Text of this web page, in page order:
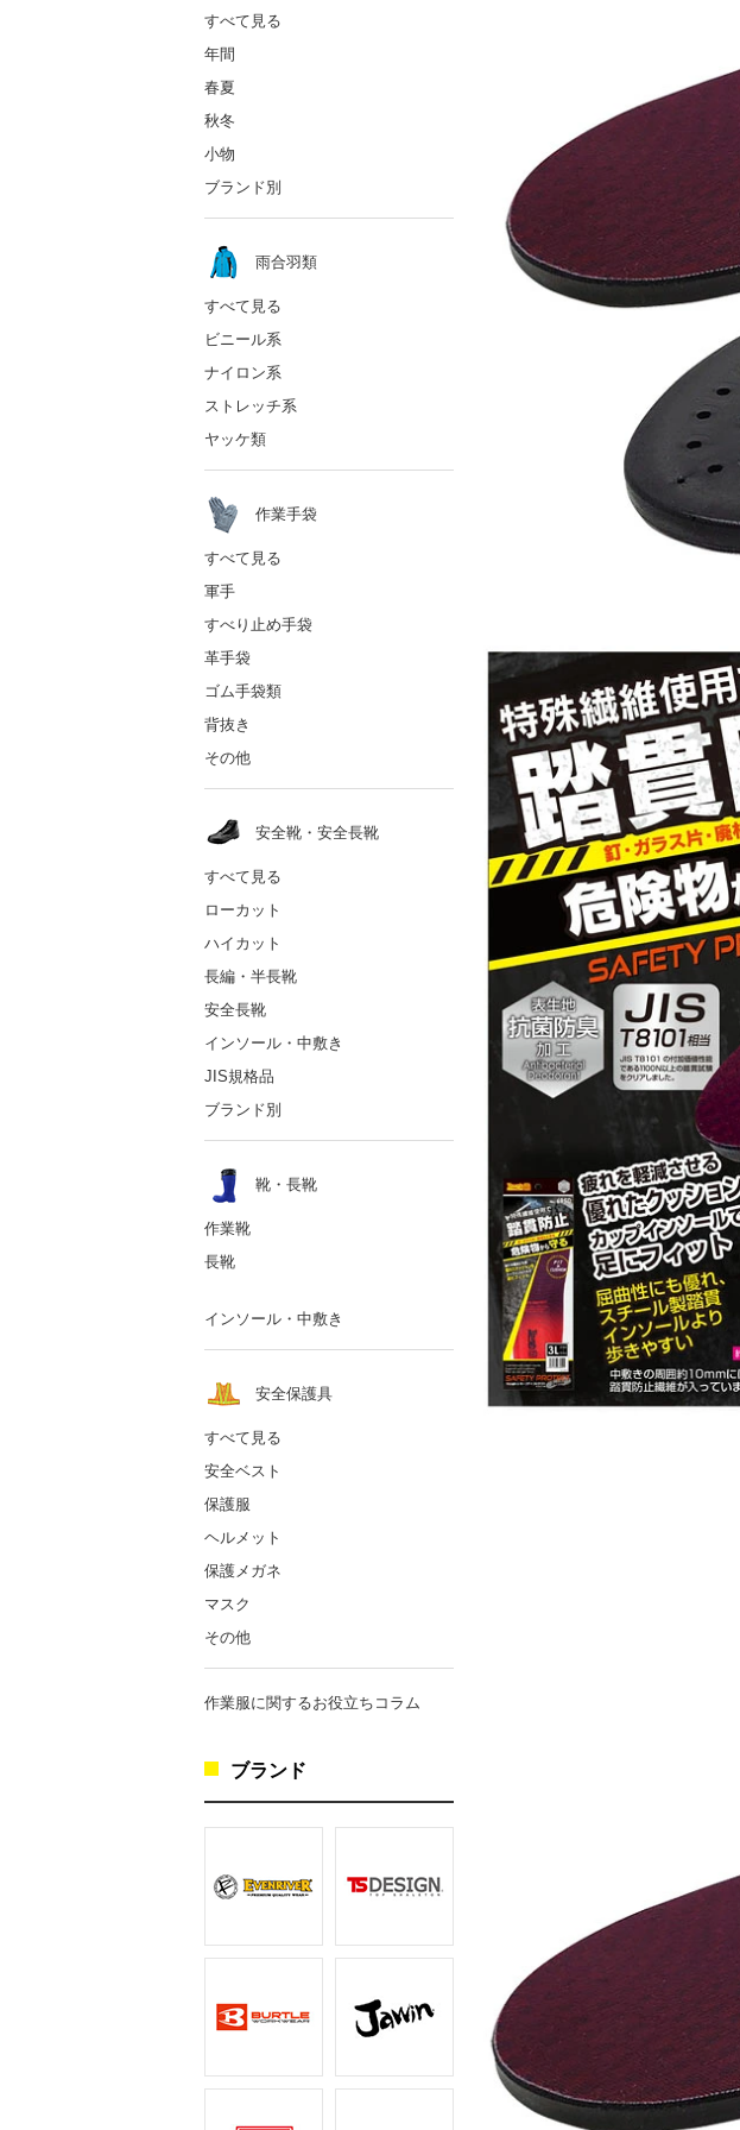
すべて見る
年間
春夏
秋冬
小物
ブランド別
雨合羽類
すべて見る
ビニール系
ナイロン系
ストレッチ系
ヤッケ類
作業手袋
すべて見る
軍手
すべり止め手袋
革手袋
ゴム手袋類
背抜き
その他
安全靴・安全長靴
すべて見る
ローカット
ハイカット
長編・半長靴
安全長靴
インソール・中敷き
JIS規格品
ブランド別
靴・長靴
作業靴
長靴
インソール・中敷き
安全保護具
すべて見る
安全ベスト
保護服
ヘルメット
保護メガネ
マスク
その他
作業服に関するお役立ちコラム
ブランド